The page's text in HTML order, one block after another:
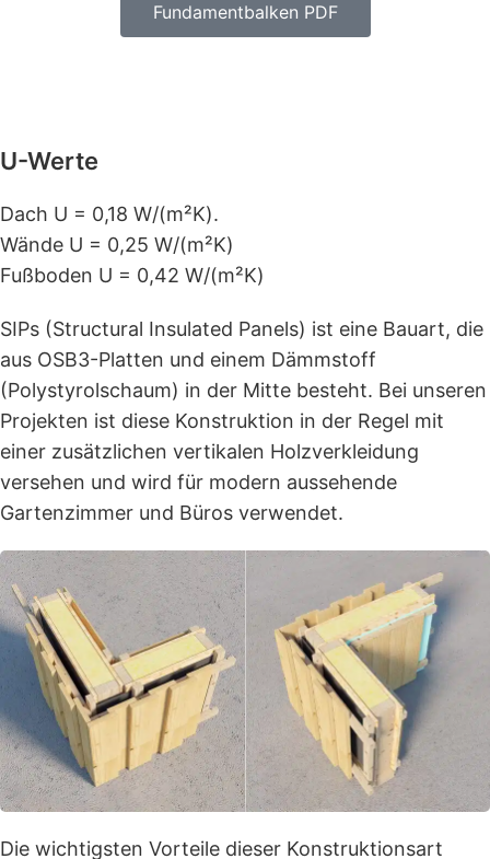
Perfekt geeignet als:
Musikzimmer
Gästezimmer
Tiny-House-Lösung
Entspannungsraum im Garten
Hochwertige Ausstattung inklusive
Bereits im Lieferumfang enthalten:
✔ PVC-Fenster und Außentür in Anthrazit
✔ EPDM-Dacheindeckung – langlebig und
wartungsarm
✔ 100 mm XPS-Bodendämmung
✔ Laminat-Fußbodenbelag
✔ Komplette Wärmedämmung von Dach,
Wänden und Boden
✔ Qualitätsbeschläge und Montagematerial
✔ Lieferung bis Bordsteinkante
Fundamentbalken PDF
U-Werte
Dach U = 0,18 W/(m²K).
Wände U = 0,25 W/(m²K)
Fußboden U = 0,42 W/(m²K)
SIPs (Structural Insulated Panels) ist eine Bauart, die
aus OSB3-Platten und einem Dämmstoff
(Polystyrolschaum) in der Mitte besteht. Bei unseren
Projekten ist diese Konstruktion in der Regel mit
einer zusätzlichen vertikalen Holzverkleidung
versehen und wird für modern aussehende
Gartenzimmer und Büros verwendet.
Die wichtigsten Vorteile dieser Konstruktionsart